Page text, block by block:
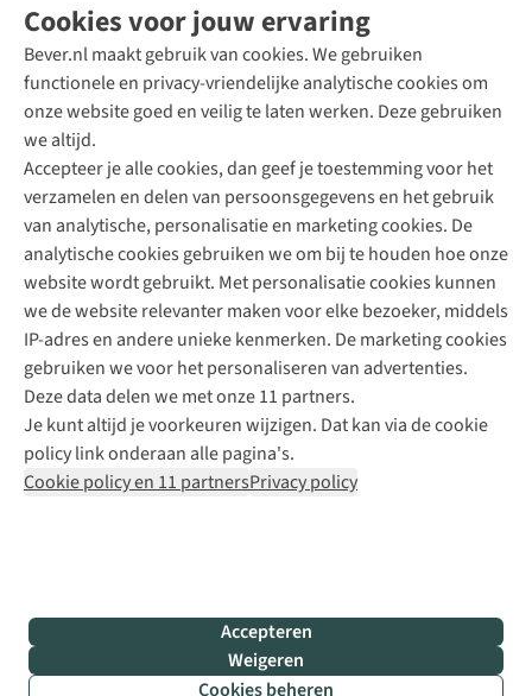
Cookies voor jouw ervaring
Bever.nl maakt gebruik van cookies. We gebruiken
functionele en privacy-vriendelijke analytische cookies om
onze website goed en veilig te laten werken. Deze gebruiken
we altijd.
Accepteer je alle cookies, dan geef je toestemming voor het
verzamelen en delen van persoonsgegevens en het gebruik
van analytische, personalisatie en marketing cookies. De
analytische cookies gebruiken we om bij te houden hoe onze
website wordt gebruikt. Met personalisatie cookies kunnen
we de website relevanter maken voor elke bezoeker, middels
IP-adres en andere unieke kenmerken. De marketing cookies
gebruiken we voor het personaliseren van advertenties.
Deze data delen we met onze 11 partners.
Je kunt altijd je voorkeuren wijzigen. Dat kan via de cookie
policy link onderaan alle pagina's.
Cookie policy en 11 partnersPrivacy policy
Accepteren
Weigeren
Cookies beheren
Direct advies van een Buitenexpert
+31 (0)85 888 50 88
+31 6 12 28 49 80
Contactformulier
Bever
B.V.